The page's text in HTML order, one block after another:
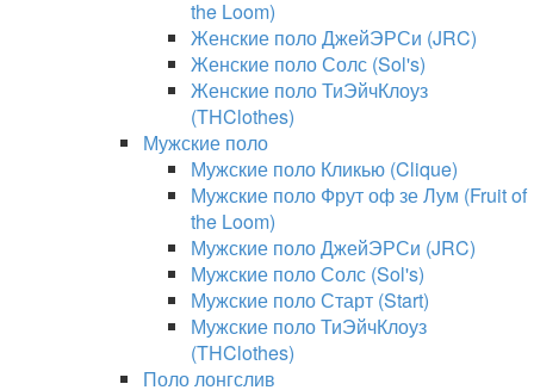
the Loom)
Женские поло ДжейЭРСи (JRC)
Женские поло Солс (Sol's)
Женские поло ТиЭйчКлоуз
(THClothes)
Мужские поло
Мужские поло Кликью (Clique)
Мужские поло Фрут оф зе Лум (Fruit of
the Loom)
Мужские поло ДжейЭРСи (JRC)
Мужские поло Солс (Sol's)
Мужские поло Старт (Start)
Мужские поло ТиЭйчКлоуз
(THClothes)
Поло лонгслив